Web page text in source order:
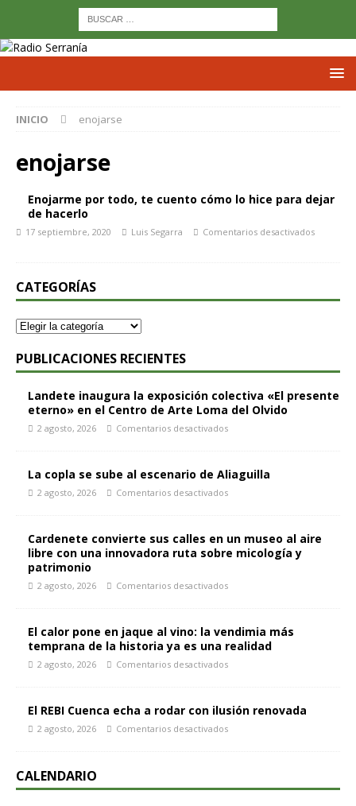
INICIO enojarse
enojarse
Enojarme por todo, te cuento cómo lo hice para dejar
de hacerlo
17 septiembre, 2020 Luis Segarra Comentarios desactivados
CATEGORÍAS
PUBLICACIONES RECIENTES
Landete inaugura la exposición colectiva «El presente
eterno» en el Centro de Arte Loma del Olvido
2 agosto, 2026 Comentarios desactivados
La copla se sube al escenario de Aliaguilla
2 agosto, 2026 Comentarios desactivados
Cardenete convierte sus calles en un museo al aire
libre con una innovadora ruta sobre micología y
patrimonio
2 agosto, 2026 Comentarios desactivados
El calor pone en jaque al vino: la vendimia más
temprana de la historia ya es una realidad
2 agosto, 2026 Comentarios desactivados
El REBI Cuenca echa a rodar con ilusión renovada
2 agosto, 2026 Comentarios desactivados
CALENDARIO